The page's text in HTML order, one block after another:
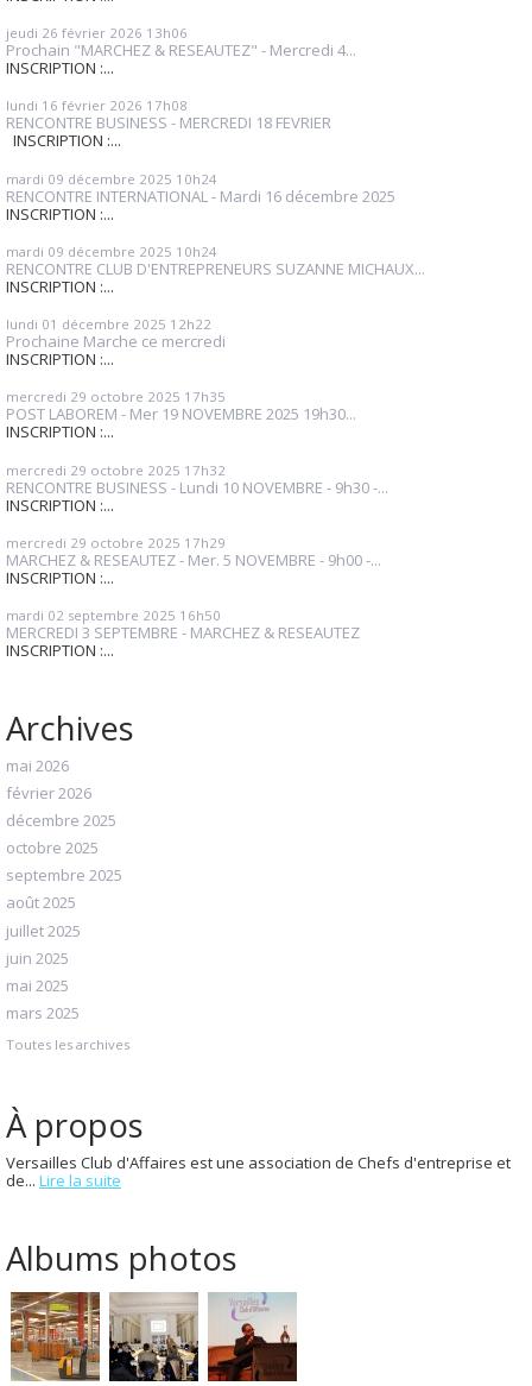
jeudi 26 février 2026 13h06
Prochain "MARCHEZ & RESEAUTEZ" - Mercredi 4...
INSCRIPTION :...
lundi 16 février 2026 17h08
RENCONTRE BUSINESS - MERCREDI 18 FEVRIER
INSCRIPTION :...
mardi 09 décembre 2025 10h24
RENCONTRE INTERNATIONAL - Mardi 16 décembre 2025
INSCRIPTION :...
mardi 09 décembre 2025 10h24
RENCONTRE CLUB D'ENTREPRENEURS SUZANNE MICHAUX...
INSCRIPTION :...
lundi 01 décembre 2025 12h22
Prochaine Marche ce mercredi
INSCRIPTION :...
mercredi 29 octobre 2025 17h35
POST LABOREM - Mer 19 NOVEMBRE 2025 19h30...
INSCRIPTION :...
mercredi 29 octobre 2025 17h32
RENCONTRE BUSINESS - Lundi 10 NOVEMBRE - 9h30 -...
INSCRIPTION :...
mercredi 29 octobre 2025 17h29
MARCHEZ & RESEAUTEZ - Mer. 5 NOVEMBRE - 9h00 -...
INSCRIPTION :...
mardi 02 septembre 2025 16h50
MERCREDI 3 SEPTEMBRE - MARCHEZ & RESEAUTEZ
INSCRIPTION :...
Archives
mai 2026
février 2026
décembre 2025
octobre 2025
septembre 2025
août 2025
juillet 2025
juin 2025
mai 2025
mars 2025
Toutes les archives
À propos
Versailles Club d'Affaires est une association de Chefs d'entreprise et
de... Lire la suite
Albums photos